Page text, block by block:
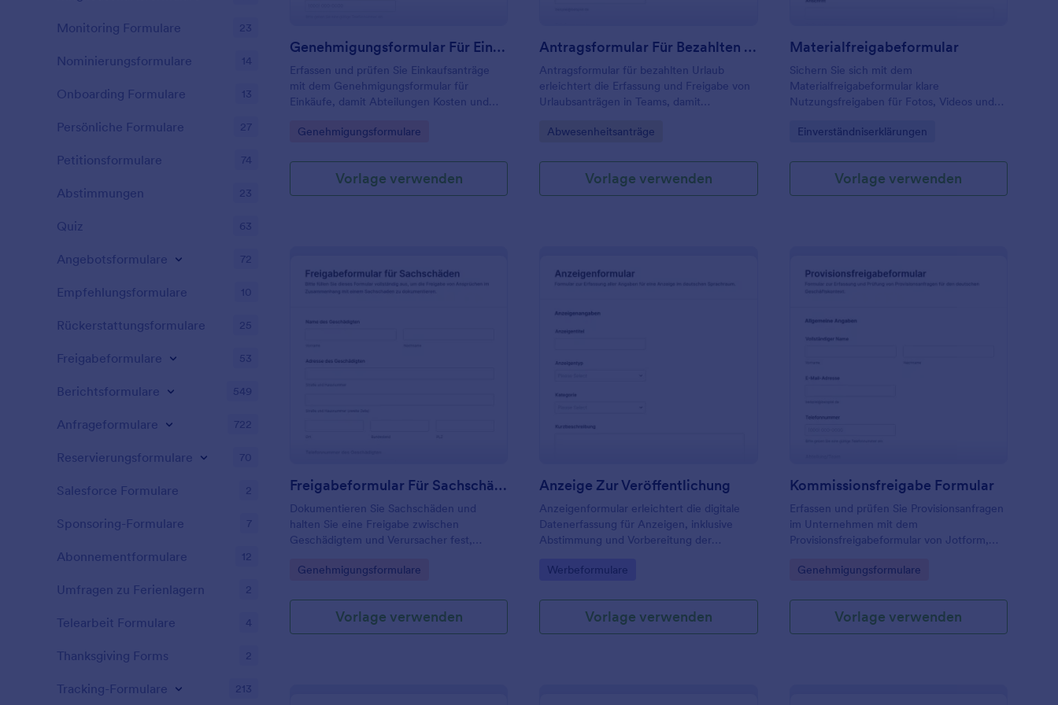
Genehmigungsformular Für Einkäufe
Erfassen und prüfen Sie Einkaufsanträge
mit dem Genehmigungsformular für
Einkäufe, damit Abteilungen Kosten und
dokumentieren und Freigaben in Jotform
Go to Category:
Genehmigungsformulare
Vorlage verwenden
Antragsformular Für Bezahlten Urlaub
Antragsformular für bezahlten Urlaub
erleichtert die Erfassung und Freigabe von
Urlaubsanträgen in Teams, damit
Vertretungen rechtzeitig organisiert
Go to Category:
Abwesenheitsanträge
Vorlage verwenden
Materialfreigabeformular
Sichern Sie sich mit dem
Materialfreigabeformular klare
Nutzungsfreigaben für Fotos, Videos und
erfassung in Jotform für Teams aus
Projektarbeit.
Go to Category:
Einverständniserklärungen
Vorlage verwenden
: Freigabeformular Für Sachschäden
Freigabeformular Für Sachschäden
Dokumentieren Sie Sachschäden und
halten Sie eine Freigabe zwischen
Geschädigtem und Verursacher fest,
Privatpersonen, Vermieter,
Go to Category:
Genehmigungsformulare
Vorlage verwenden
Anzeige Zur Veröffentlichung
Anzeigenformular erleichtert die digitale
Datenerfassung für Anzeigen, inklusive
Abstimmung und Vorbereitung der
Verlage, Agenturen, Vereine und
Go to Category:
Werbeformulare
Vorlage verwenden
Kommissionsfreigabe Formular
Erfassen und prüfen Sie Provisionsanfragen
im Unternehmen mit dem
Provisionsfreigabeformular von Jotform,
dokumentieren, Zuständigkeiten klären und
vereinheitlichen können.
Go to Category:
Genehmigungsformulare
Vorlage verwenden
Monitoring Formulare 23
Nominierungsformulare 14
Onboarding Formulare 13
Persönliche Formulare 27
Petitionsformulare 74
Abstimmungen 23
Quiz 63
Angebotsformulare 72
Empfehlungsformulare 10
Rückerstattungsformulare 25
Freigabeformulare 53
Berichtsformulare 549
Anfrageformulare 722
Reservierungsformulare 70
Salesforce Formulare 2
Sponsoring-Formulare 7
Abonnementformulare 12
Umfragen zu Ferienlagern 2
Telearbeit Formulare 4
Thanksgiving Forms 2
Tracking-Formulare 213